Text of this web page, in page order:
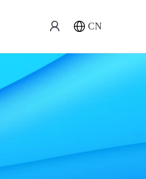
CN